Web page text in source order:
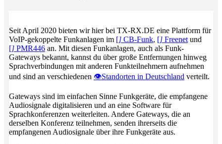
Seit April 2020 bieten wir hier bei TX-RX.DE eine Plattform für
VoIP-gekoppelte Funkanlagen im [] CB-Funk, [] Freenet und
[] PMR446 an. Mit diesen Funkanlagen, auch als Funk-
Gateways bekannt, kannst du über große Entfernungen hinweg
Sprachverbindungen mit anderen Funkteilnehmern aufnehmen
und sind an verschiedenen
Standorten in Deutschland verteilt.
Gateways sind im einfachen Sinne Funkgeräte, die empfangene
Audiosignale digitalisieren und an eine Software für
Sprachkonferenzen weiterleiten. Andere Gateways, die an
derselben Konferenz teilnehmen, senden ihrerseits die
empfangenen Audiosignale über ihre Funkgeräte aus.